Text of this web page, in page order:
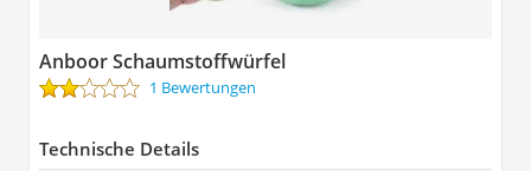
Anboor Schaumstoffwürfel
1 Bewertungen
Technische Details